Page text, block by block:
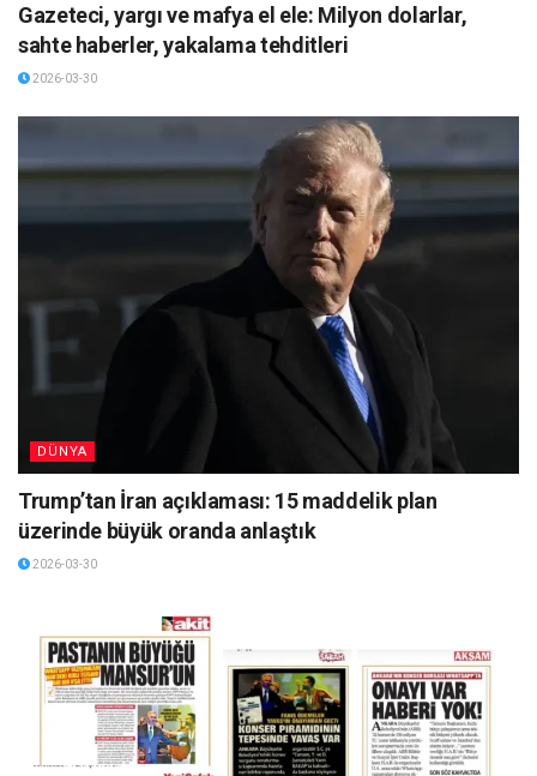
Gazeteci, yargı ve mafya el ele: Milyon dolarlar,
sahte haberler, yakalama tehditleri
2026-03-30
DÜNYA
Trump’tan İran açıklaması: 15 maddelik plan
üzerinde büyük oranda anlaştık
2026-03-30